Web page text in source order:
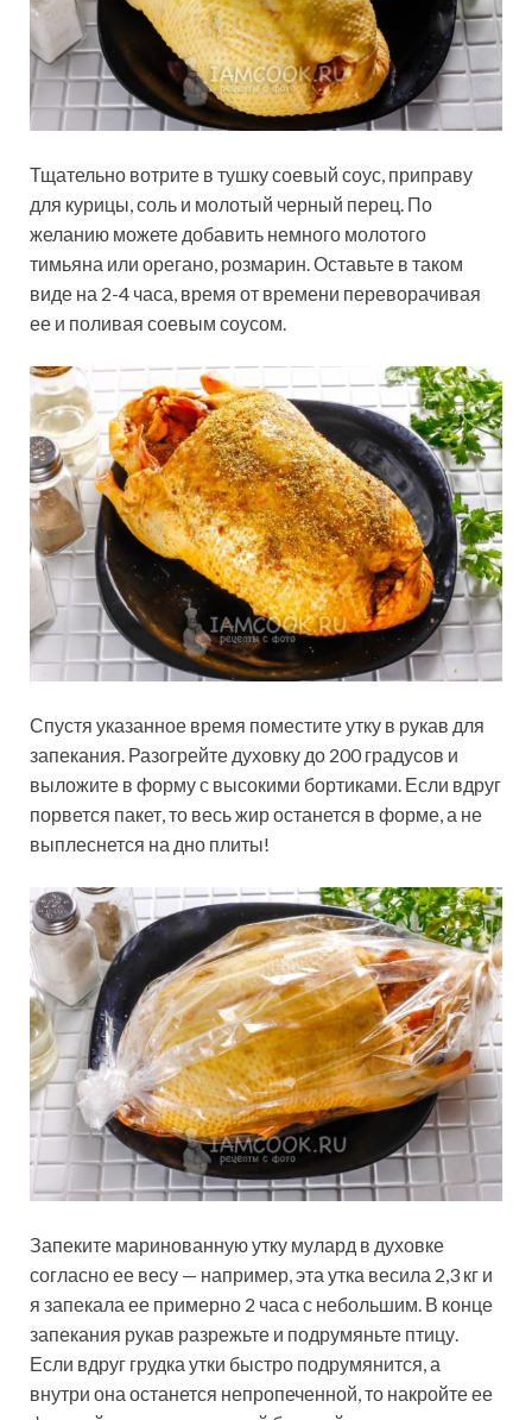
Тщательно вотрите в тушку соевый соус, приправу
для курицы, соль и молотый черный перец. По
желанию можете добавить немного молотого
тимьяна или орегано, розмарин. Оставьте в таком
виде на 2-4 часа, время от времени переворачивая
ее и поливая соевым соусом.
Спустя указанное время поместите утку в рукав для
запекания. Разогрейте духовку до 200 градусов и
выложите в форму с высокими бортиками. Если вдруг
порвется пакет, то весь жир останется в форме, а не
выплеснется на дно плиты!
Запеките маринованную утку мулард в духовке
согласно ее весу — например, эта утка весила 2,3 кг и
я запекала ее примерно 2 часа с небольшим. В конце
запекания рукав разрежьте и подрумяньте птицу.
Если вдруг грудка утки быстро подрумянится, а
внутри она останется непропеченной, то накройте ее